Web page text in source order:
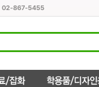
02-867-5455